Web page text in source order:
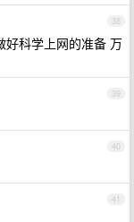
38
好科学上网的准备 万
39
40
41